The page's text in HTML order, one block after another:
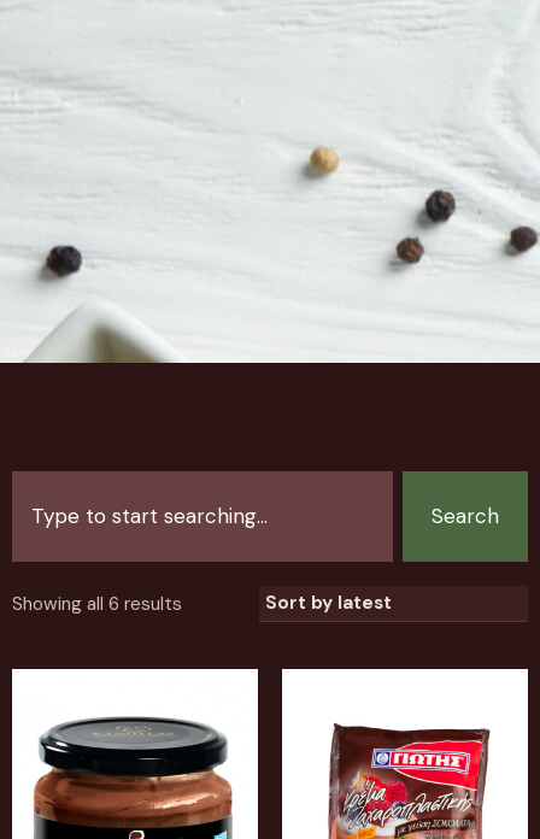
Search
Showing all 6 results